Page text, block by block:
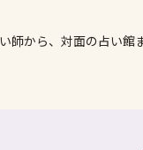
師から、対面の占い館